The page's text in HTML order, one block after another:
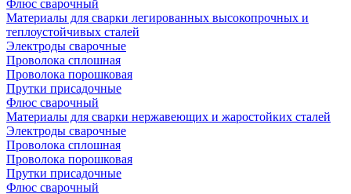
Флюс сварочный
Материалы для сварки легированных высокопрочных и
теплоустойчивых сталей
Электроды сварочные
Проволока сплошная
Проволока порошковая
Прутки присадочные
Флюс сварочный
Материалы для сварки нержавеющих и жаростойких сталей
Электроды сварочные
Проволока сплошная
Проволока порошковая
Прутки присадочные
Флюс сварочный